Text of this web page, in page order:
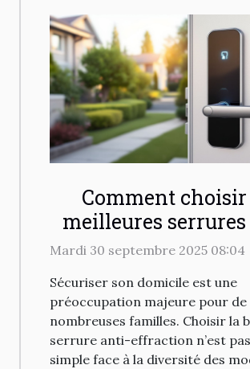
Comment choisir
meilleures
effraction pour
Mardi 30 septembre 2025 08:04
Sécuriser son domicile est une
préoccupation majeure pour de
nombreuses familles. Choisir la
serrure anti-effraction n’est
simple face à la diversité des